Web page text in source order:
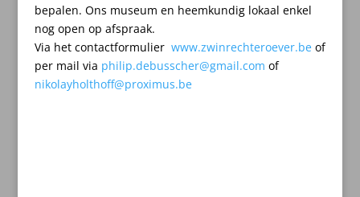
bepalen. Ons museum en heemkundig lokaal enkel
nog open op afspraak.
Via het contactformulier www.zwinrechteroever.be of
per mail via philip.debusscher@gmail.com of
nikolayholthoff@proximus.be